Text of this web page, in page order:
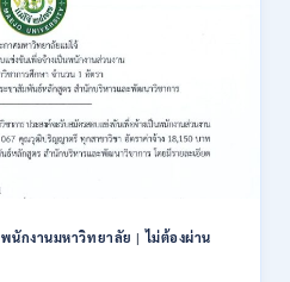
นักงานมหาวิทยาลัย |ไม่ต้องผ่าน